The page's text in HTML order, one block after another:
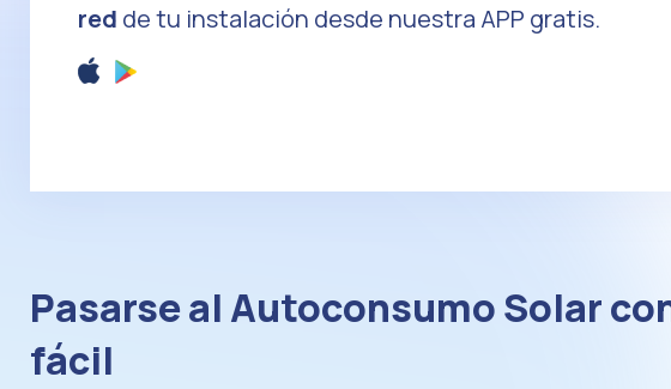
red de tu instalación desde nuestra APP gratis.
Pasarse al Autoconsumo Solar
fácil